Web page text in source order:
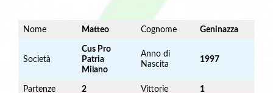
o
Nome Matteo Cognome Geninazza
Società
Cus Pro
Patria
Milano
Anno di
Nascita
1997
Partenze 2 Vittorie 1